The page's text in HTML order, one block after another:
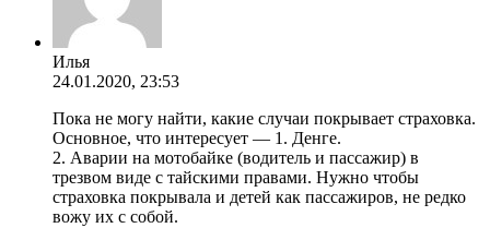
Илья
24.01.2020, 23:53
Пока не могу найти, какие случаи покрывает страховка.
Основное, что интересует — 1. Денге.
2. Аварии на мотобайке (водитель и пассажир) в
трезвом виде с тайскими правами. Нужно чтобы
страховка покрывала и детей как пассажиров, не редко
вожу их с собой.